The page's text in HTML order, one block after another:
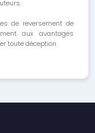
de reversement de
aux avantages
toute déception.